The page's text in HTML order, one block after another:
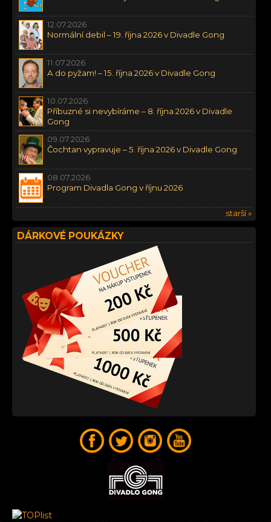
12.07.2026
Normální debil – 19. října 2026 v Divadle Gong
11.07.2026
A do pyžam! – 15. října 2026 v Divadle Gong
10.07.2026
Příbuzné si nevybíráme – 8. října 2026 v Divadle
Gong
09.07.2026
Čochtan vypravuje – 5. října 2026 v Divadle Gong
08.07.2026
Program Divadla Gong v říjnu 2026
starší »
DÁRKOVÉ POUKÁZKY